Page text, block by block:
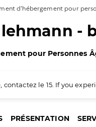
d'hébergement pour
-
pour Personnes
contactez le 15. If you
PRÉSENTATION